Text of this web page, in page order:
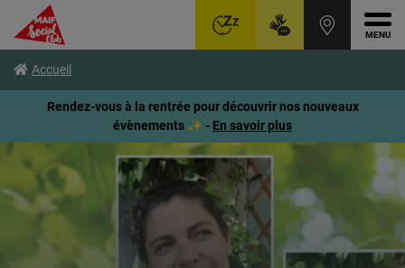
contenu
page
Accueil
Rendez-vous à la rentrée pour découvrir nos nouveaux
évènements ✨ - En savoir plus